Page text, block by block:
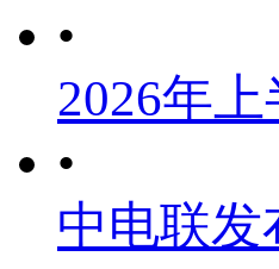
•
2026年
•
中电联发